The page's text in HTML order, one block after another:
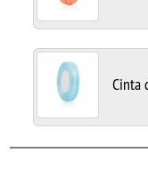
Cinta